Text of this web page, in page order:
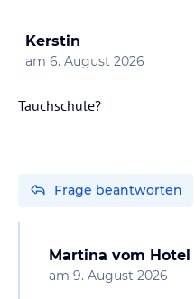
Kerstin
am 6. August 2026
Tauchschule?
Frage beantworten
Martina vom Hotel
am 9. August 2026